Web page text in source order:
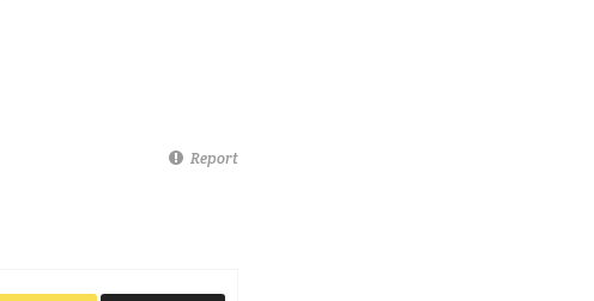
Report